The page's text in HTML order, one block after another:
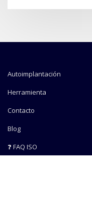
Autoimplantación
Herramienta
Contacto
Blog
❓ FAQ ISO